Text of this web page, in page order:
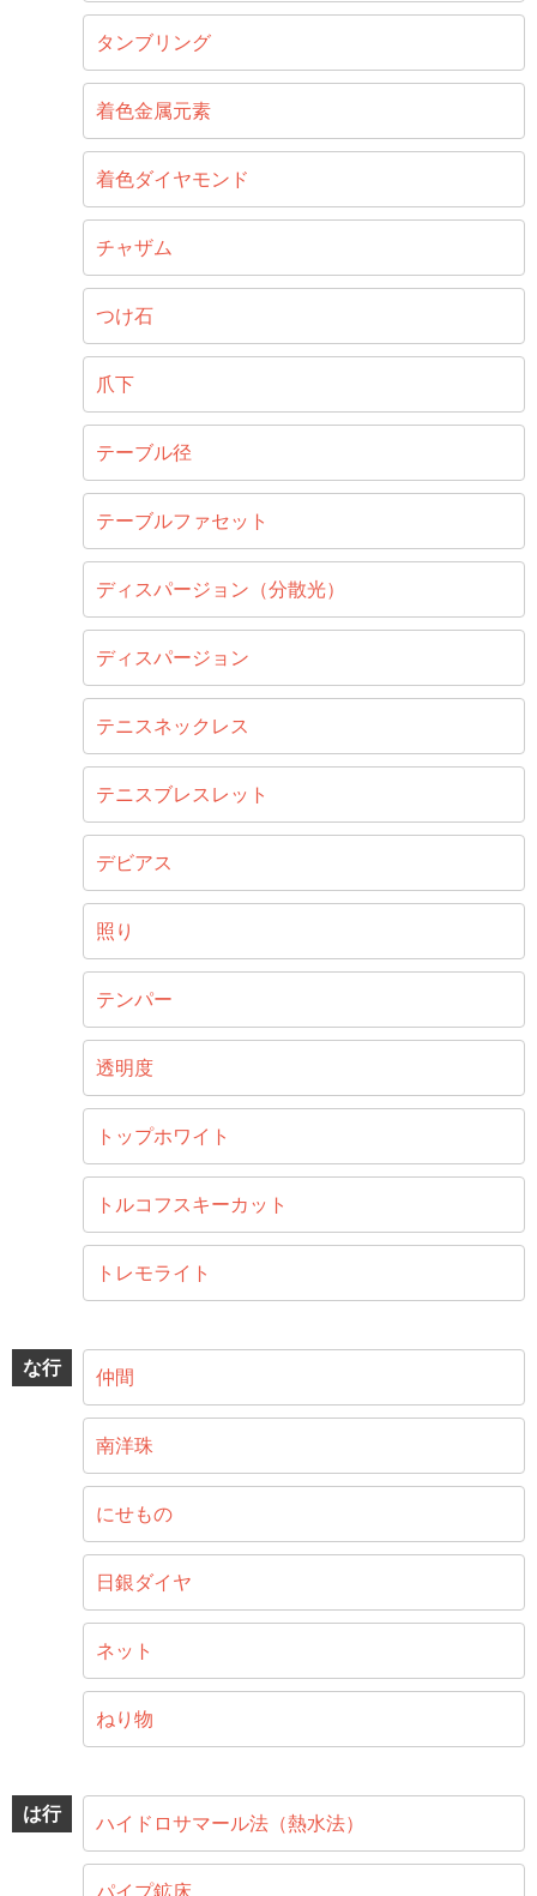
タンブリング
着色金属元素
着色ダイヤモンド
チャザム
つけ石
爪下
テーブル径
テーブルファセット
ディスパージョン（分散光）
ディスパージョン
テニスネックレス
テニスブレスレット
デビアス
照り
テンパー
透明度
トップホワイト
トルコフスキーカット
トレモライト
な行 仲間
南洋珠
にせもの
日銀ダイヤ
ネット
ねり物
は行 ハイドロサマール法（熱水法）
パイプ鉱床